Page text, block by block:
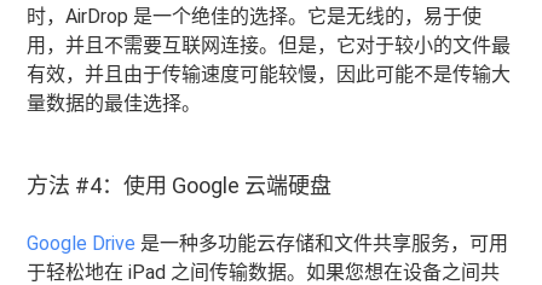
时，AirDrop 是一个绝佳的选择。它是无线的，易于使
用，并且不需要互联网连接。但是，它对于较小的文件最
有效，并且由于传输速度可能较慢，因此可能不是传输大
量数据的最佳选择。
方法 #4：使用 Google 云端硬盘
Google Drive 是一种多功能云存储和文件共享服务，可用
于轻松地在 iPad 之间传输数据。如果您想在设备之间共